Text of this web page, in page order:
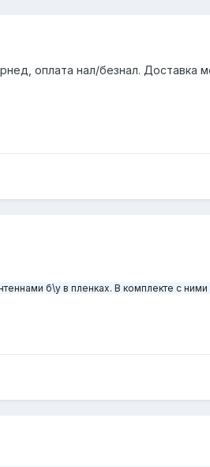
оплата нал/безнал. Доставка
б\у в пленках. В комплекте с